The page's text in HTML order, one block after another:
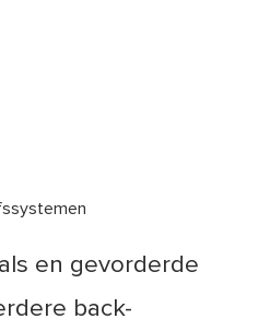
en gevorderde
back-